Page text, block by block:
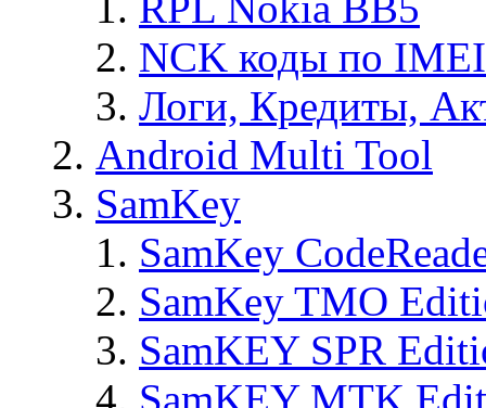
NCK коды по IMEI
Логи, Кредиты,
Android Multi Tool
SamKey
SamKey
SamKey TMO
SamKEY SPR
SamKEY MTK